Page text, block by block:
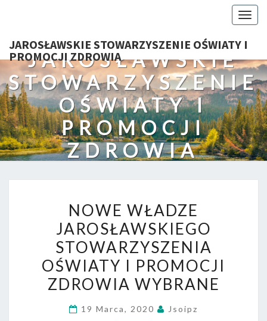
JAROSŁAWSKIE STOWARZYSZENIE OŚWIATY I
PROMOCJI ZDROWIA
JAROSŁAWSKIE
STOWARZYSZENIE
OŚWIATY I
PROMOCJI
ZDROWIA
WŁADZE
JAROSŁAWSKIEGO
STOWARZYSZENIA
OŚWIATY
I
PROMOCJI
ZDROWIA
NOWE WŁADZE
JAROSŁAWSKIEGO
STOWARZYSZENIA
OŚWIATY I PROMOCJI
ZDROWIA WYBRANE
19 Marca, 2020 Jsoipz